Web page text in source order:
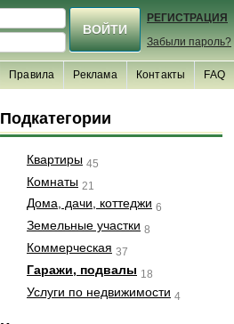
РЕГИСТРАЦИЯ
Забыли пароль?
FAQ
Контакты
Реклама
Правила
Подкатегории
Квартиры 45
Комнаты 21
Дома, дачи, коттеджи 6
Земельные участки 8
Коммерческая 37
Гаражи, подвалы 18
Услуги по недвижимости 4